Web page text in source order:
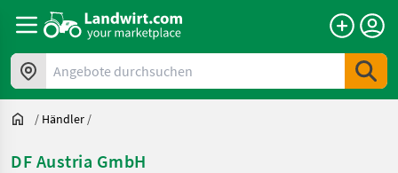
Angebote durchsuchen
/ Händler /
DF Austria GmbH